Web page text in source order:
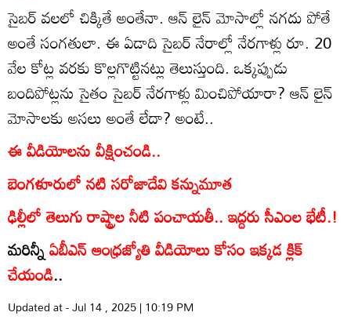
సైబర్ వలలో చిక్కితే అంతేనా. ఆన్ లైన్ మోసాల్లో నగదు పోతే
అంతే సంగతులా. ఈ ఏడాది సైబర్ నేరాల్లో నేరగాళ్లు రూ. 20
వేల కోట్ల వరకు కొల్లగొట్టినట్లు తెలుస్తుంది. ఒక్కప్పుడు
బందిపోట్లను సైతం సైబర్ నేరగాళ్లు మించిపోయారా? ఆన్ లైన్
మోసాలకు అసలు అంతే లేదా? అంటే..
ఈ వీడియోలను వీక్షించండి..
బెంగళూరులో నటి సరోజాదేవి కన్నుమూత
ఢిల్లీలో తెలుగు రాష్ట్రాల నీటి పంచాయతీ.. ఇద్దరు సీఎంల భేటీ.!
మరిన్నీఏబీఎన్ ఆంధ్రజ్యోతి వీడియోలు కోసం ఇక్కడ క్లిక్
చేయండి..
Updated at - Jul 14 , 2025 | 10:19 PM